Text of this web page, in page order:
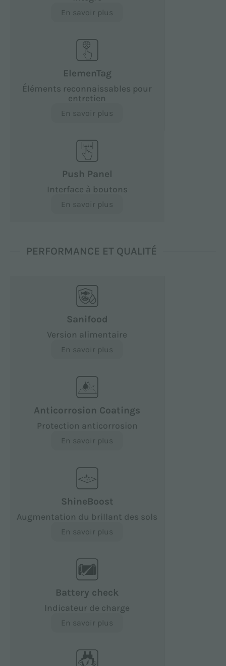
En savoir plus
ElemenTag
Éléments reconnaissables pour
entretien
En savoir plus
Push Panel
Interface à boutons
En savoir plus
PERFORMANCE ET QUALITÉ
Sanifood
Version alimentaire
En savoir plus
Anticorrosion Coatings
Protection anticorrosion
En savoir plus
ShineBoost
Augmentation du brillant des sols
En savoir plus
Battery check
Indicateur de charge
En savoir plus